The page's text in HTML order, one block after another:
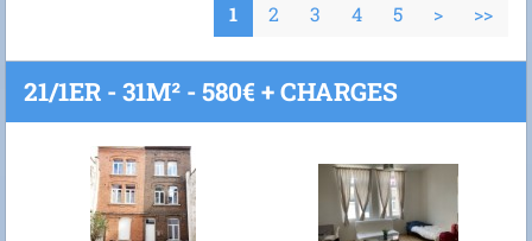
1 2 3 4 5 > >>
21/1ER - 31M² - 580€ + CHARGES